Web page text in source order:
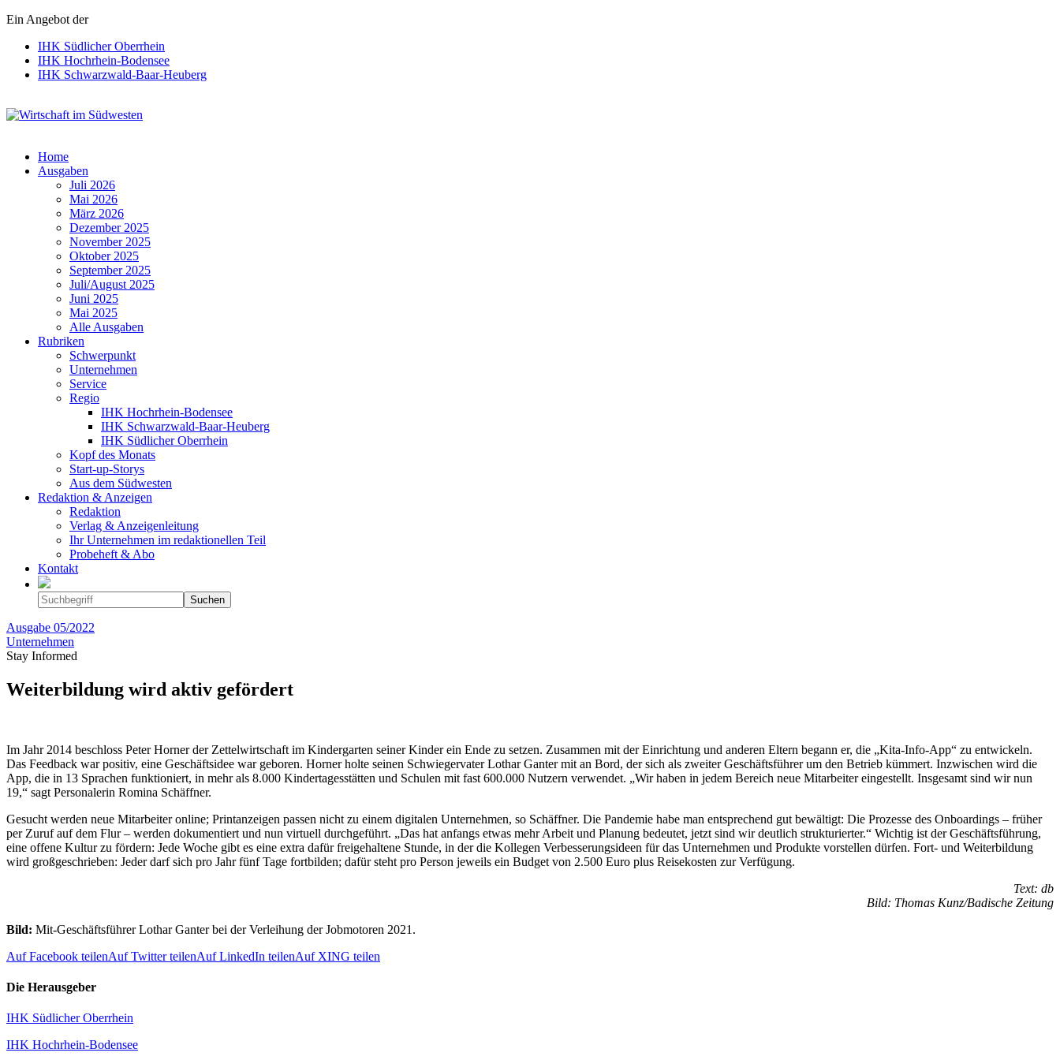
Ein Angebot der
IHK Südlicher Oberrhein
IHK Hochrhein-Bodensee
IHK Schwarzwald-Baar-Heuberg
Home
Ausgaben
Juli 2026
Mai 2026
März 2026
Dezember 2025
November 2025
Oktober 2025
September 2025
Juli/August 2025
Juni 2025
Mai 2025
Alle Ausgaben
Rubriken
Schwerpunkt
Unternehmen
Service
Regio
IHK Hochrhein-Bodensee
IHK Schwarzwald-Baar-Heuberg
IHK Südlicher Oberrhein
Kopf des Monats
Start-up-Storys
Aus dem Südwesten
Redaktion & Anzeigen
Redaktion
Verlag & Anzeigenleitung
Ihr Unternehmen im redaktionellen Teil
Probeheft & Abo
Kontakt
Ausgabe 05/2022
Unternehmen
Stay Informed
Weiterbildung wird aktiv gefördert
Im Jahr 2014 beschloss Peter Horner der Zettelwirtschaft im Kindergarten seiner Kinder ein Ende zu setzen. Zusammen mit der Einrichtung und anderen Eltern begann er, die „Kita-Info-App“ zu entwickeln.
Das Feedback war positiv, eine Geschäftsidee war geboren. Horner holte seinen Schwiegervater Lothar Ganter mit an Bord, der sich als zweiter Geschäftsführer um den Betrieb kümmert. Inzwischen wird die
App, die in 13 Sprachen funktioniert, in mehr als 8.000 Kindertagesstätten und Schulen mit fast 600.000 Nutzern verwendet. „Wir haben in jedem Bereich neue Mitarbeiter eingestellt. Insgesamt sind wir nun
19,“ sagt Personalerin Romina Schäffner.
Gesucht werden neue Mitarbeiter online; Printanzeigen passen nicht zu einem digitalen Unternehmen, so Schäffner. Die Pandemie habe man entsprechend gut bewältigt: Die Prozesse des Onboardings – früher
per Zuruf auf dem Flur – werden dokumentiert und nun virtuell durchgeführt. „Das hat anfangs etwas mehr Arbeit und Planung bedeutet, jetzt sind wir deutlich strukturierter.“ Wichtig ist der Geschäftsführung,
eine offene Kultur zu fördern: Jede Woche gibt es eine extra dafür freigehaltene Stunde, in der die Kollegen Verbesserungsideen für das Unternehmen und Produkte vorstellen dürfen. Fort- und Weiterbildung
wird großgeschrieben: Jeder darf sich pro Jahr fünf Tage fortbilden; dafür steht pro Person jeweils ein Budget von 2.500 Euro plus Reisekosten zur Verfügung.
Text: db
Bild: Thomas Kunz/Badische Zeitung
Bild: Mit-Geschäftsführer Lothar Ganter bei der Verleihung der Jobmotoren 2021.
Auf Facebook teilenAuf Twitter teilenAuf LinkedIn teilenAuf XING teilen
Die Herausgeber
IHK Südlicher Oberrhein
IHK Hochrhein-Bodensee